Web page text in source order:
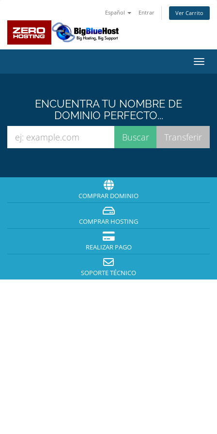
Español Entrar Ver Carrito
ENCUENTRA TU NOMBRE DE
DOMINIO PERFECTO...
COMPRAR DOMINIO
COMPRAR HOSTING
REALIZAR PAGO
SOPORTE TÉCNICO